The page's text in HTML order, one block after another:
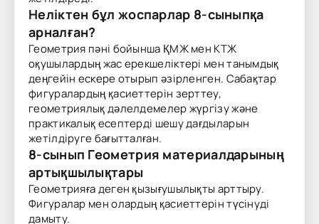
Неліктен бұл жоспарлар 8-сыныпқа
арналған?
Геометрия пәні бойынша ҚМЖ мен КТЖ
оқушылардың жас ерекшеліктері мен танымдық
деңгейін ескере отырып әзірленген. Сабақтар
фигуралардың қасиеттерін зерттеу,
геометриялық дәлелдемелер жүргізу және
практикалық есептерді шешу дағдыларын
жетілдіруге бағытталған.
8-сынып Геометрия материалдарының
артықшылықтары
Геометрияға деген қызығушылықты арттыру.
Фигуралар мен олардың қасиеттерін түсінуді
дамыту.